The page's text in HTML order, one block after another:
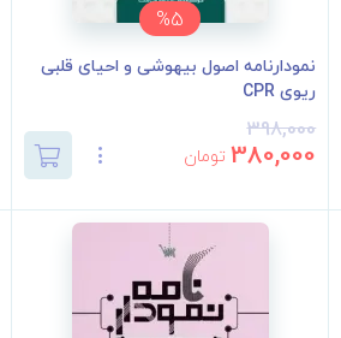
%5
نمودارنامه اصول بیهوشی و احیای قلبی
ریوی CPR
398,000
380,000 تومان